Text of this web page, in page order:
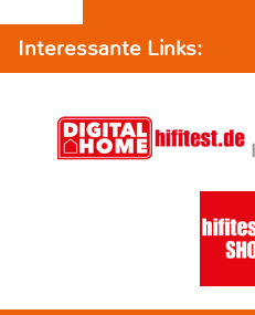
Interessante Links: